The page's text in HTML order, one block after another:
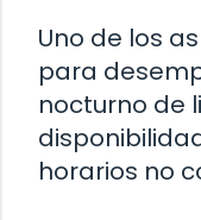
Uno de los
para
nocturno de
horarios no